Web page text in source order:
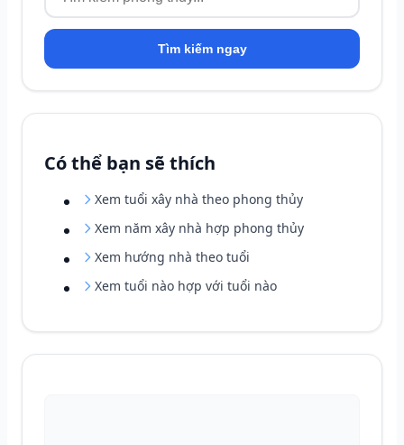
Tìm kiếm ngay
Có thể bạn sẽ thích
Xem tuổi xây nhà theo phong thủy
Xem năm xây nhà hợp phong thủy
Xem hướng nhà theo tuổi
Xem tuổi nào hợp với tuổi nào